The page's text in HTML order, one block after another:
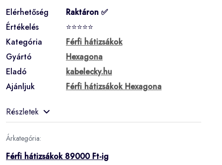
Elérhetőség
Raktáron ✅
Értékelés
⭐⭐⭐⭐⭐
Kategória
Férfi hátizsákok
Gyártó
Hexagona
Eladó
kabelecky.hu
Ajánljuk
Férfi hátizsákok Hexagona
Részletek
Árkategória:
Férfi hátizsákok 89000 Ft-ig